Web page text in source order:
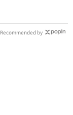
Recommended by